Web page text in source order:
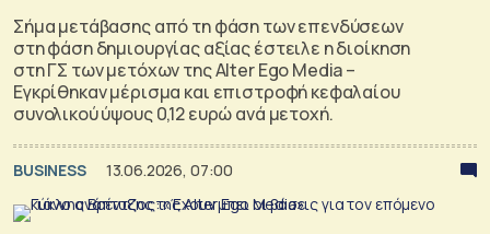
Σήμα μετάβασης από τη φάση των επενδύσεων
στη φάση δημιουργίας αξίας έστειλε η διοίκηση
στη ΓΣ των μετόχων της Alter Ego Media –
Εγκρίθηκαν μέρισμα και επιστροφή κεφαλαίου
συνολικού ύψους 0,12 ευρώ ανά μετοχή.
BUSINESS 13.06.2026, 07:00